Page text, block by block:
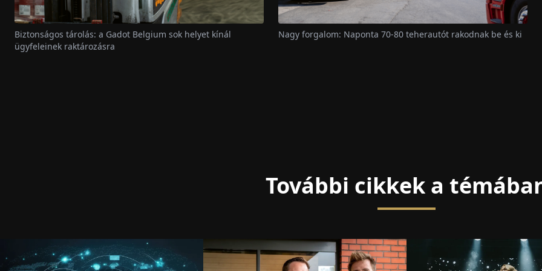
Biztonságos tárolás: a Gadot Belgium sok helyet kínál
ügyfeleinek raktározásra
Nagy forgalom: Naponta 70-80 teherautót rakodnak be és ki
További cikkek a